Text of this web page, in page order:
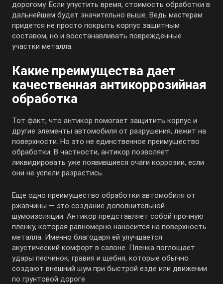
дорогому. Если упустить время, стоимость обработки в
дальнейшем будет значительно выше. Ведь мастерам
придется не просто покрыть корпус защитным
составом, но и восстанавливать поврежденные
участки металла.
Какие преимущества дает
качественная антикоррозийная
обработка
Тот факт, что антикор помогает защитить корпус и
другие элементы автомобиля от разрушения, лежит на
поверхности. Но это не единственное преимущество
обработки. В частности, антикор позволяет
ликвидировать уже появившиеся очаги коррозии, если
они не успели разрастись.
Еще одно преимущество обработки автомобиля от
ржавчины — это создание дополнительной
шумоизоляции. Антикор представляет собой прочную
пленку, которая равномерно наносится на поверхность
металла. Именно благодаря ей улучшается
акустический комфорт в салоне. Пленка поглощает
удары песчинок, гравия и щебня, которые обычно
создают внешний шум при быстрой езде или движении
по грунтовой дороге.